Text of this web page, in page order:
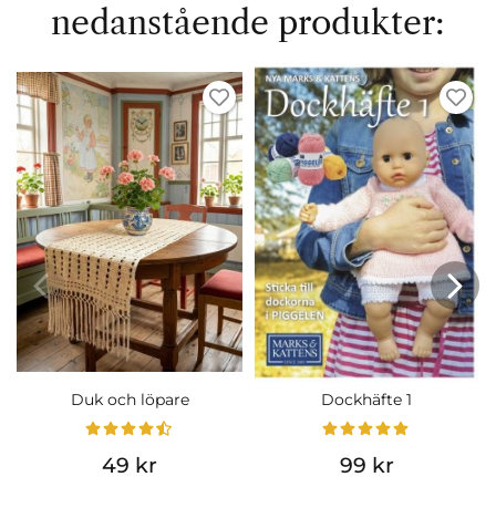
nedanstående produkter:
Duk och löpare
49 kr
Dockhäfte 1
99 kr